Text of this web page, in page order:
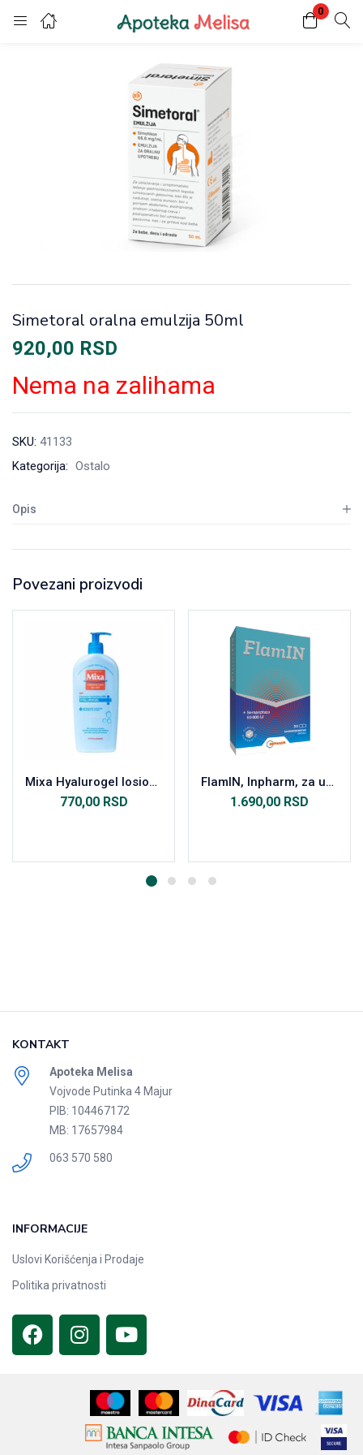
0
Login Register
Enter your username and password to login.
Simetoral oralna emulzija 50ml
920,00 RSD
Nema na zalihama
SKU: 41133
Kategorija: Ostalo
Opis
Povezani proizvodi
Mixa Hyalurogel losion za telo 400ml
770,00 RSD
FlamIN, Inpharm, za upalu-otok-bol , 30 kapsula
1.690,00 RSD
KONTAKT
Apoteka Melisa
Vojvode Putinka 4 Majur
PIB: 104467172
MB: 17657984
063 570 580
INFORMACIJE
Uslovi Korišćenja i Prodaje
Politika privatnosti